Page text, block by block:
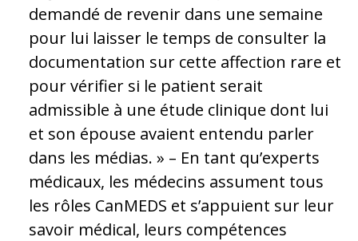
demandé de revenir dans une semaine
pour lui laisser le temps de consulter la
documentation sur cette affection rare et
pour vérifier si le patient serait
admissible à une étude clinique dont lui
et son épouse avaient entendu parler
dans les médias. » – En tant qu’experts
médicaux, les médecins assument tous
les rôles CanMEDS et s’appuient sur leur
savoir médical, leurs compétences